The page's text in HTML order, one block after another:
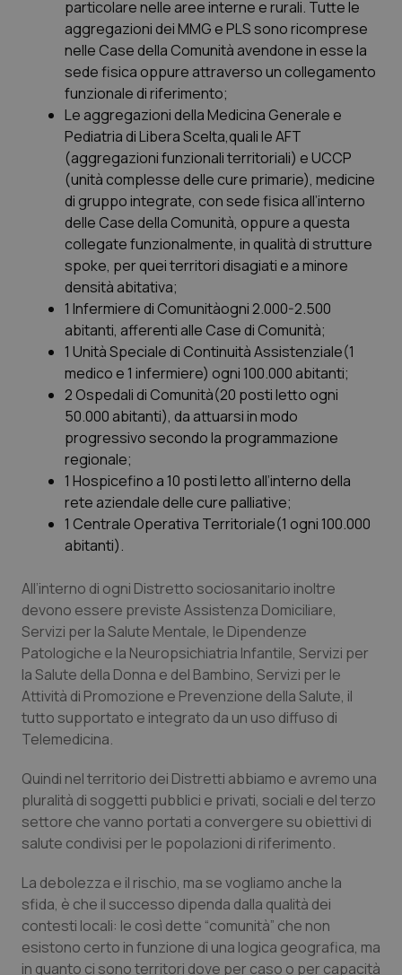
particolare nelle aree interne e rurali. Tutte le
aggregazioni dei MMG e PLS sono ricomprese
nelle Case della Comunità avendone in esse la
sede fisica oppure attraverso un collegamento
funzionale di riferimento;
Le aggregazioni della Medicina Generale e
Pediatria di Libera Scelta,quali le AFT
(aggregazioni funzionali territoriali) e UCCP
(unità complesse delle cure primarie), medicine
di gruppo integrate, con sede fisica all’interno
delle Case della Comunità, oppure a questa
collegate funzionalmente, in qualità di strutture
spoke, per quei territori disagiati e a minore
densità abitativa;
1 Infermiere di Comunitàogni 2.000-2.500
abitanti, afferenti alle Case di Comunità;
1 Unità Speciale di Continuità Assistenziale(1
medico e 1 infermiere) ogni 100.000 abitanti;
2 Ospedali di Comunità(20 posti letto ogni
50.000 abitanti), da attuarsi in modo
progressivo secondo la programmazione
regionale;
1 Hospicefino a 10 posti letto all’interno della
rete aziendale delle cure palliative;
1 Centrale Operativa Territoriale(1 ogni 100.000
abitanti).
All’interno di ogni Distretto sociosanitario inoltre
devono essere previste Assistenza Domiciliare,
Servizi per la Salute Mentale, le Dipendenze
Patologiche e la Neuropsichiatria Infantile, Servizi per
la Salute della Donna e del Bambino, Servizi per le
Attività di Promozione e Prevenzione della Salute, il
tutto supportato e integrato da un uso diffuso di
Telemedicina.
Quindi nel territorio dei Distretti abbiamo e avremo una
pluralità di soggetti pubblici e privati, sociali e del terzo
settore che vanno portati a convergere su obiettivi di
salute condivisi per le popolazioni di riferimento.
La debolezza e il rischio, ma se vogliamo anche la
sfida, è che il successo dipenda dalla qualità dei
contesti locali: le così dette “comunità” che non
esistono certo in funzione di una logica geografica, ma
in quanto ci sono territori dove per caso o per capacità